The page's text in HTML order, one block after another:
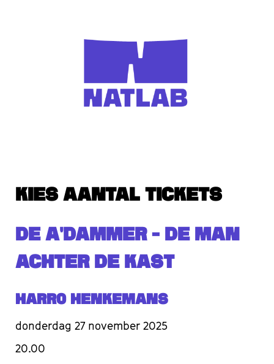
KIES AANTAL TICKETS
DE A'DAMMER - DE MAN
ACHTER DE KAST
Harro Henkemans
donderdag 27 november 2025
20.00